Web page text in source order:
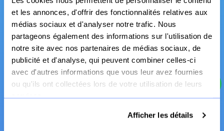
et les annonces, d'offrir des fonctionnalités relatives aux
médias sociaux et d'analyser notre trafic. Nous
partageons également des informations sur l'utilisation de
notre site avec nos partenaires de médias sociaux, de
publicité et d'analyse, qui peuvent combiner celles-ci
avec d'autres informations que vous leur avez fournies
ou qu'ils ont collectées lors de votre utilisation de leurs
services.
Afficher les détails
Canapé et literie